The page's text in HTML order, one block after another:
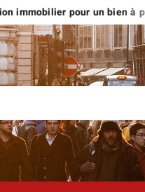
pour un bien à plus